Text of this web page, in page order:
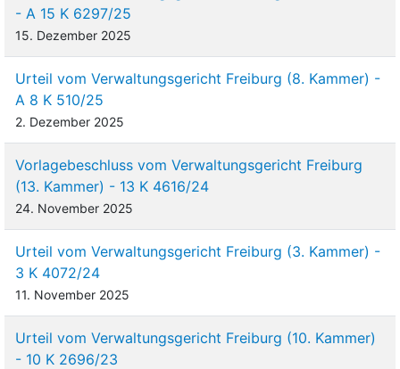
- A 15 K 6297/25
15. Dezember 2025
Urteil vom Verwaltungsgericht Freiburg (8. Kammer) -
A 8 K 510/25
2. Dezember 2025
Vorlagebeschluss vom Verwaltungsgericht Freiburg
(13. Kammer) - 13 K 4616/24
24. November 2025
Urteil vom Verwaltungsgericht Freiburg (3. Kammer) -
3 K 4072/24
11. November 2025
Urteil vom Verwaltungsgericht Freiburg (10. Kammer)
- 10 K 2696/23